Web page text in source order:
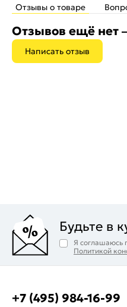
Отзывы о товаре
Отзывов ещё нет
Написать отзыв
Будьте в
Я соглашаюсь
Политикой
+7 (495) 984-16-99